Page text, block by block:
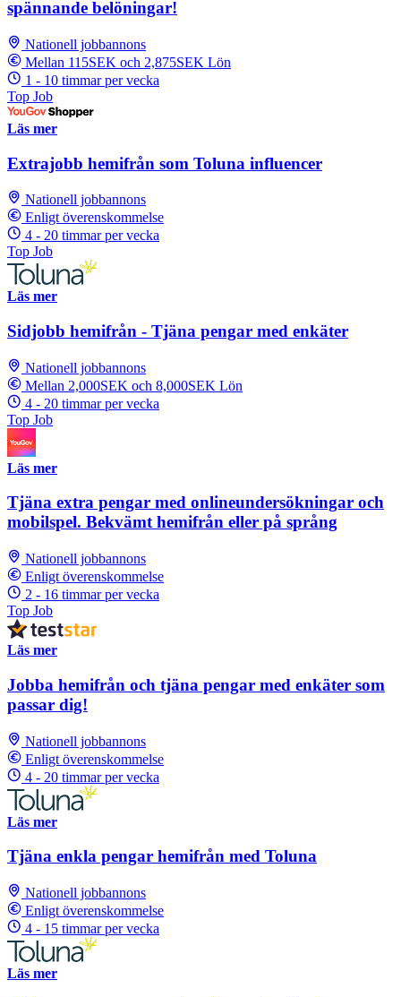
spännande belöningar!
Nationell jobbannons
Mellan 115SEK och 2,875SEK Lön
1 - 10 timmar per vecka
Top Job
Läs mer
Extrajobb hemifrån som Toluna influencer
Nationell jobbannons
Enligt överenskommelse
4 - 20 timmar per vecka
Top Job
Läs mer
Sidjobb hemifrån - Tjäna pengar med enkäter
Nationell jobbannons
Mellan 2,000SEK och 8,000SEK Lön
4 - 20 timmar per vecka
Top Job
Läs mer
Tjäna extra pengar med onlineundersökningar och
mobilspel. Bekvämt hemifrån eller på språng
Nationell jobbannons
Enligt överenskommelse
2 - 16 timmar per vecka
Top Job
Läs mer
Jobba hemifrån och tjäna pengar med enkäter som
passar dig!
Nationell jobbannons
Enligt överenskommelse
4 - 20 timmar per vecka
Läs mer
Tjäna enkla pengar hemifrån med Toluna
Nationell jobbannons
Enligt överenskommelse
4 - 15 timmar per vecka
Läs mer